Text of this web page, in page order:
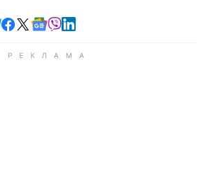
Читайте в Telegram
Читайте в Facebook
Читайте в X
Читайте в Google news
Читайте в Viber
Читайте в LinkedIn